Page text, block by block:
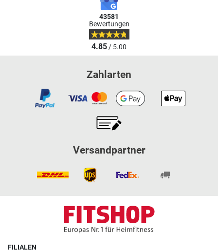
43581
Bewertungen
4.85/ 5.00
Zahlarten
Versandpartner
FILIALEN